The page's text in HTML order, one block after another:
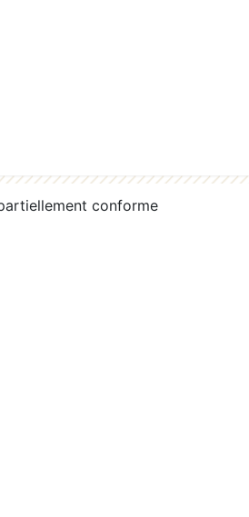
conforme